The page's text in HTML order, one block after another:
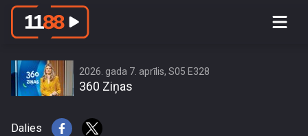
ASV un Izraēla Irānā spridzina tiltus un
2026. gada 7. aprīlis, S05 E328
360 Ziņas
Dalies